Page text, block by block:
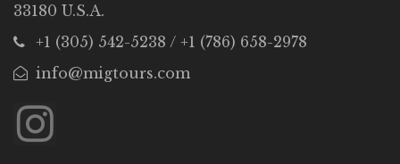
33180 U.S.A.
+1 (305) 542-5238 / +1 (786) 658-2978
info@migtours.com